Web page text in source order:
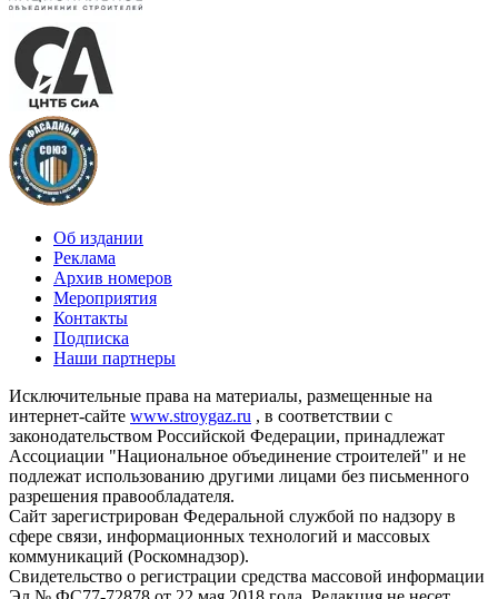
Об издании
Реклама
Архив номеров
Мероприятия
Контакты
Подписка
Наши партнеры
Исключительные права на материалы, размещенные на
интернет-сайте www.stroygaz.ru , в соответствии с
законодательством Российской Федерации, принадлежат
Ассоциации "Национальное объединение строителей" и не
подлежат использованию другими лицами без письменного
разрешения правообладателя.
Сайт зарегистрирован Федеральной службой по надзору в
сфере связи, информационных технологий и массовых
коммуникаций (Роскомнадзор).
Свидетельство о регистрации средства массовой информации